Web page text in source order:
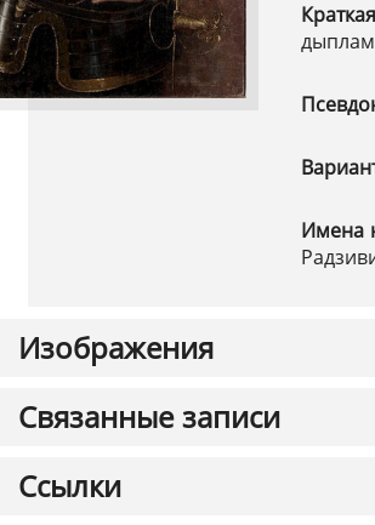
Имена
Изображения
Связанные записи
Ссылки